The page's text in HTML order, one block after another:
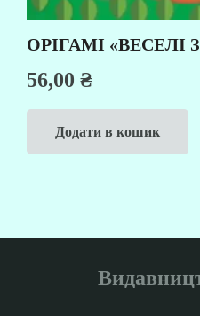
ОРІГАМІ «ВЕСЕЛІ
56,00 ₴
Додати в кошик